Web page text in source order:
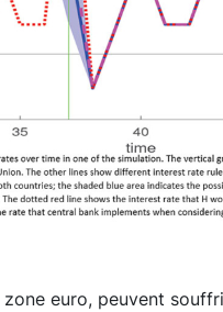
euro, peuvent